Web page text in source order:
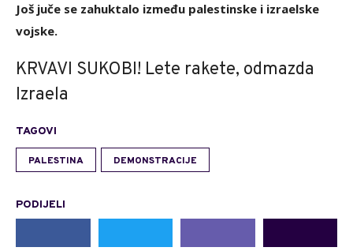
Još juče se zahuktalo između palestinske i izraelske
vojske.
KRVAVI SUKOBI! Lete rakete, odmazda
Izraela
TAGOVI
PALESTINA DEMONSTRACIJE
PODIJELI